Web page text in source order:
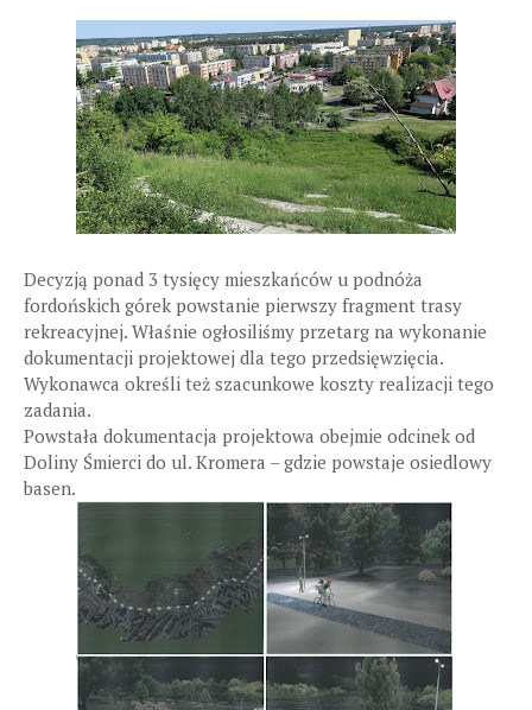
Decyzją ponad 3 tysięcy mieszkańców u podnóża
fordońskich górek powstanie pierwszy fragment trasy
rekreacyjnej. Właśnie ogłosiliśmy przetarg na wykonanie
dokumentacji projektowej dla tego przedsięwzięcia.
Wykonawca określi też szacunkowe koszty realizacji tego
zadania.
Powstała dokumentacja projektowa obejmie odcinek od
Doliny Śmierci do ul. Kromera – gdzie powstaje osiedlowy
basen.